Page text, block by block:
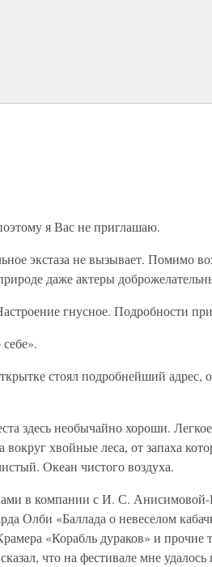
я Вас не приглашаю.
экстаза не вызывает. Помимо
даже актеры
гнусное. Подробности
стоял подробнейший адрес,
здесь необычайно хороши. Легкое
хвойные леса, от запаха
Океан чистого воздуха.
в компании с И. С.
Олби «Баллада о невеселом
«Корабль дураков» и прочие
что на фестивале мне